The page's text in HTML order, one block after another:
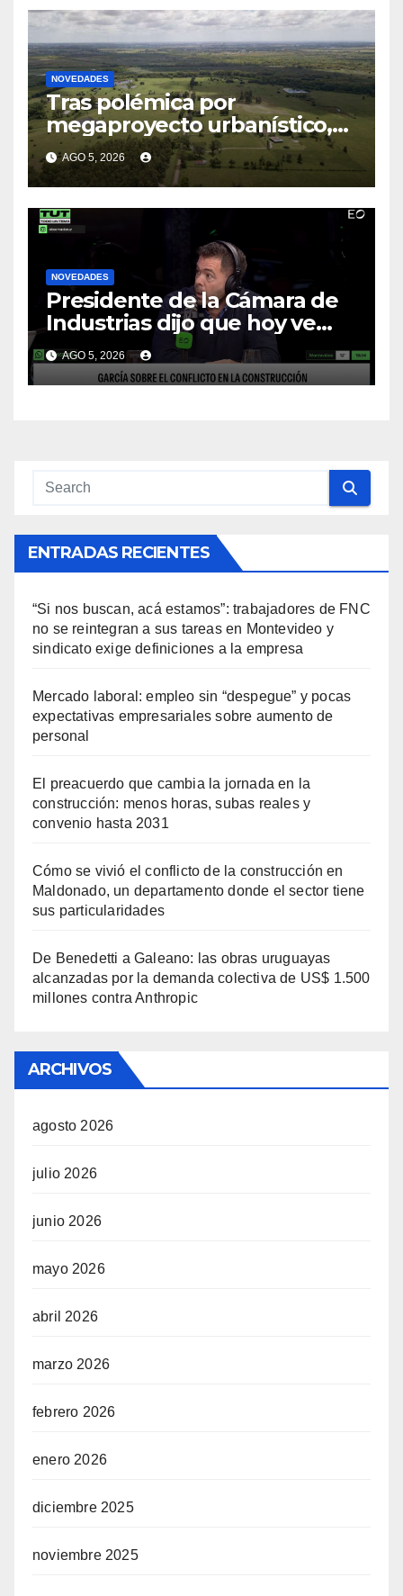
colega
NOVEDADES
Tras polémica por
megaproyecto urbanístico,
Ambiente emitirá decreto
para incluir a los Bañados de
Carrasco entre humedales
protegidos
AGO 5, 2026
NOVEDADES
Presidente de la Cámara de
Industrias dijo que hoy ve
“inviable” la reducción de la
jornada laboral en el sector
AGO 5, 2026
ENTRADAS RECIENTES
“Si nos buscan, acá estamos”: trabajadores de FNC
no se reintegran a sus tareas en Montevideo y
sindicato exige definiciones a la empresa
Mercado laboral: empleo sin “despegue” y pocas
expectativas empresariales sobre aumento de
personal
El preacuerdo que cambia la jornada en la
construcción: menos horas, subas reales y
convenio hasta 2031
Cómo se vivió el conflicto de la construcción en
Maldonado, un departamento donde el sector tiene
sus particularidades
De Benedetti a Galeano: las obras uruguayas
alcanzadas por la demanda colectiva de US$ 1.500
millones contra Anthropic
ARCHIVOS
agosto 2026
julio 2026
junio 2026
mayo 2026
abril 2026
marzo 2026
febrero 2026
enero 2026
diciembre 2025
noviembre 2025